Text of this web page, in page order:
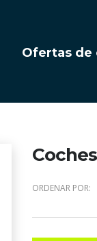
Ofertas de
ORDENAR POR: